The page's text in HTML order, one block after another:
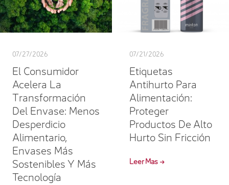
07/27/2026
El Consumidor
Acelera La
Transformación
Del Envase: Menos
Desperdicio
Alimentario,
Envases Más
Sostenibles Y Más
Tecnología
07/21/2026
Etiquetas
Antihurto Para
Alimentación:
Proteger
Productos De Alto
Hurto Sin Fricción
Leer Mas →